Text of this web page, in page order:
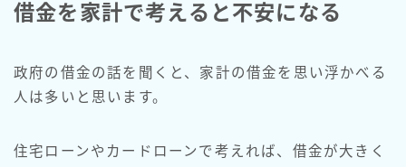
借金を家計で考えると不安になる
政府の借金の話を聞くと、家計の借金を思い浮かべる
人は多いと思います。
住宅ローンやカードローンで考えれば、借金が大きく